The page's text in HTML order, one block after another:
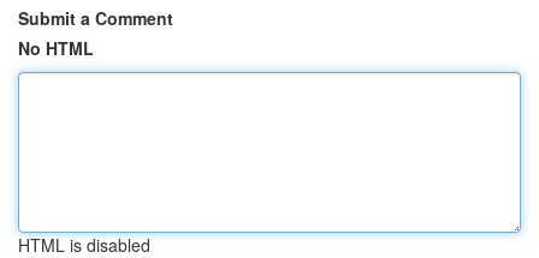
Submit a Comment
No HTML
HTML is disabled